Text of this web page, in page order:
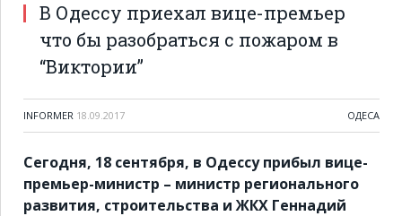
В Одессу приехал вице-премьер
что бы разобраться с пожаром в
“Виктории”
INFORMER 18.09.2017 ОДЕСА
Сегодня, 18 сентября, в Одессу прибыл вице-
премьер-министр – министр регионального
развития, строительства и ЖКХ Геннадий